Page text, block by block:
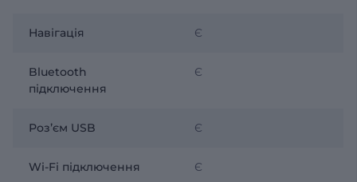
Навігація Є
Bluetooth
підключення
Є
Розʼєм USB Є
Wi-Fi підключення Є